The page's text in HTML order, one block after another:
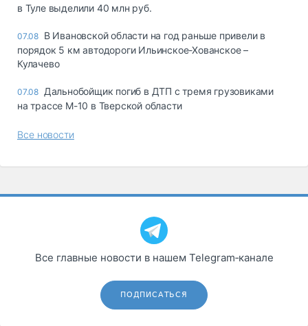
в Туле выделили 40 млн руб.
07.08 В Ивановской области на год раньше привели в
порядок 5 км автодороги Ильинское-Хованское –
Кулачево
07.08 Дальнобойщик погиб в ДТП с тремя грузовиками
на трассе М-10 в Тверской области
Все новости
Все главные новости в нашем Telegram‑канале
ПОДПИСАТЬСЯ